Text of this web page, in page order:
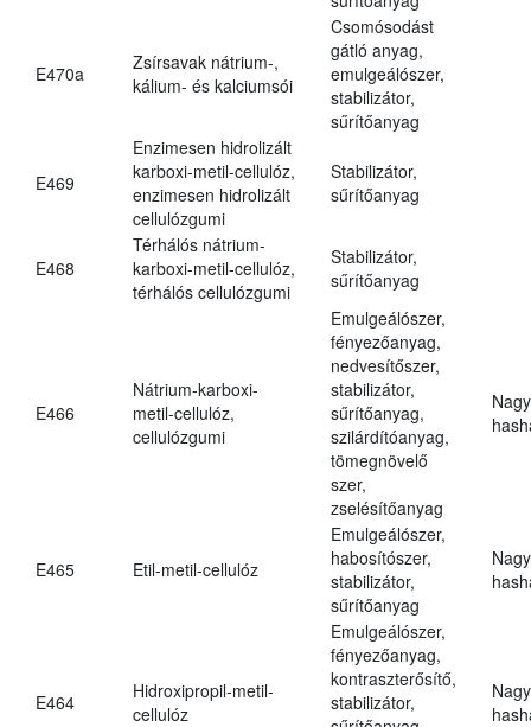
E470a
Zsírsavak nátrium-,
kálium- és kalciumsói
Csomósodást
gátló anyag,
emulgeálószer,
stabilizátor,
sűrítőanyag
E469
Enzimesen hidrolizált
karboxi-metil-cellulóz,
enzimesen hidrolizált
cellulózgumi
Stabilizátor,
sűrítőanyag
E468
Térhálós nátrium-
karboxi-metil-cellulóz,
térhálós cellulózgumi
Stabilizátor,
sűrítőanyag
E466
Nátrium-karboxi-
metil-cellulóz,
cellulózgumi
Emulgeálószer,
fényezőanyag,
nedvesítőszer,
stabilizátor,
sűrítőanyag,
szilárdítóanyag,
tömegnövelő
szer,
zselésítőanyag
E465 Etil-metil-cellulóz
Emulgeálószer,
habosítószer,
stabilizátor,
sűrítőanyag
E464
Hidroxipropil-metil-
cellulóz
Emulgeálószer,
fényezőanyag,
kontraszterősítő,
stabilizátor,